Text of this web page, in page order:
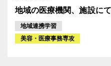
地域の医療機関、施設に
地域連携学習
美容・医療事務専攻